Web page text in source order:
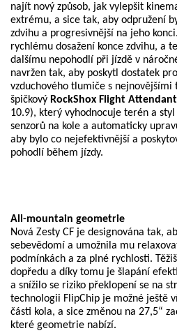
najít nový způsob, jak vylepšit
extrému, a sice tak, aby odpružení
zdvihu a progresivnější na jeho
rychlému dosažení konce zdvihu, a
dalšímu nepohodlí při jízdě v
navržen tak, aby poskytl dostatek
vzduchového tlumiče s
špičkový RockShox Flight
10.9), který vyhodnocuje terén a
senzorů na kole a automaticky
aby bylo co nejefektivnější a
pohodlí během jízdy.
All-mountain geometrie
Nová Zesty CF je designována tak,
sebevědomí a umožnila mu
podmínkách a za plné rychlosti.
dopředu a díky tomu je šlapání
a snížilo se riziko překlopení se na
technologii FlipChip je možné ještě
části kola, a sice změnou na 27,5“
které geometrie nabízí.